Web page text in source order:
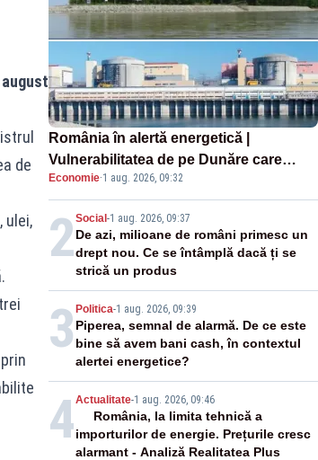
de
ulei,
România în alertă energetică |
Vulnerabilitatea de pe Dunăre care
pune în pericol Centrala Cernavodă era
cunoscută de pe vremea lui Ceaușescu
Economie·1 aug. 2026, 09:32
2Social -1 aug. 2026, 09:37
De azi, milioane de români primesc un
drept nou. Ce se întâmplă dacă ți se
strică un produs
3 Politica-1 aug. 2026, 09:39
Piperea, semnal de alarmă. De ce este
bine să avem bani cash, în contextul
alertei energetice?
4Actualitate-1 aug. 2026, 09:46
România, la limita tehnică a
importurilor de energie. Prețurile cresc
alarmant - Analiză Realitatea Plus